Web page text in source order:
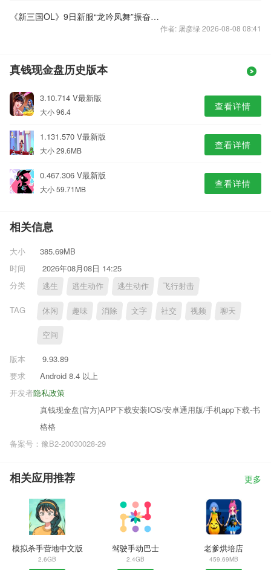
《新三国OL》9日新服“龙吟凤舞”振奋人心
作者: 屠彦绿 2026-08-08 08:41
真钱现金盘历史版本
3.10.714 V最新版
大小 96.4 查看详情
1.131.570 V最新版
大小 29.6MB 查看详情
0.467.306 V最新版
大小 59.71MB 查看详情
相关信息
大小
385.69MB
时间
2026年08月08日 14:25
分类
逃生 逃生动作 逃生动作 飞行射击
TAG 休闲 趣味 消除 文字 社交 视频 聊天
空间
版本
9.93.89
要求
Android 8.4 以上
隐私政策
开发者
真钱现金盘(官方)APP下载安装IOS/安卓通用版/手机app下载-书
格格
备案号：豫B2-20030028-29
相关应用推荐 更多
模拟杀手营地中文版
2.6GB
驾驶手动巴士
2.4GB
老爹烘培店
459.69MB